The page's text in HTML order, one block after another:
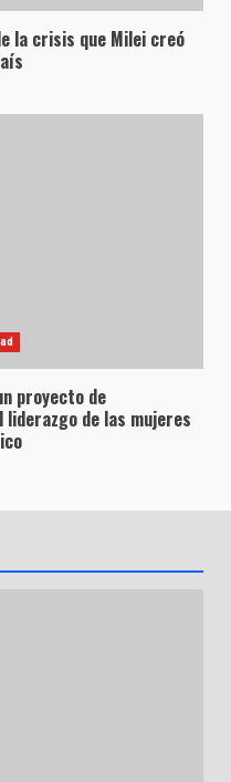
la crisis que Milei creó
proyecto de
de las mujeres